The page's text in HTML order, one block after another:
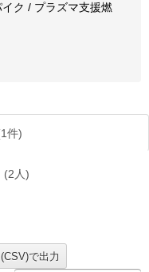
ク / プラズマ支援燃
1件)
(2 人)